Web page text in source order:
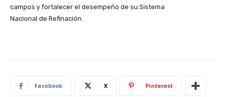
campos y fortalecer el desempeño de su Sistema
Nacional de Refinación.
Facebook X Pinterest